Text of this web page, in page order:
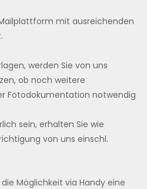
mit ausreichenden
werden Sie von uns
ob noch weitere
Fotodokumentation notwendig
sein, erhalten Sie wie
von uns einschl.
Möglichkeit via Handy eine